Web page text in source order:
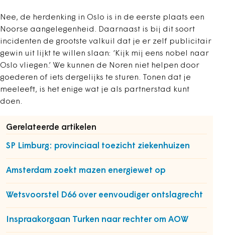
Nee, de herdenking in Oslo is in de eerste plaats een
Noorse aangelegenheid. Daarnaast is bij dit soort
incidenten de grootste valkuil dat je er zelf publicitair
gewin uit lijkt te willen slaan: ‘Kijk mij eens nobel naar
Oslo vliegen.’ We kunnen de Noren niet helpen door
goederen of iets dergelijks te sturen. Tonen dat je
meeleeft, is het enige wat je als partnerstad kunt
doen.
Gerelateerde artikelen
SP Limburg: provinciaal toezicht ziekenhuizen
Amsterdam zoekt mazen energiewet op
Wetsvoorstel D66 over eenvoudiger ontslagrecht
Inspraakorgaan Turken naar rechter om AOW